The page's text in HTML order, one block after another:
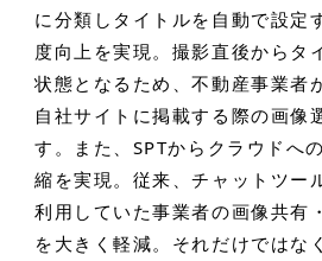
に分類しタイトルを自動で設定
度向上を実現。撮影直後からタ
状態となるため、不動産事業者
自社サイトに掲載する際の画像
す。また、SPTからクラウドへ
縮を実現。従来、チャットツー
利用していた事業者の画像共有
を大きく軽減。それだけではな